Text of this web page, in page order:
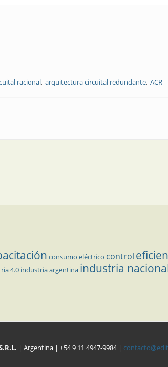
racional arquitectura circuital redundante ACR
consumo eléctrico control
4.0 industria argentina industria
| Argentina | +54 9 11 4947-9984 |